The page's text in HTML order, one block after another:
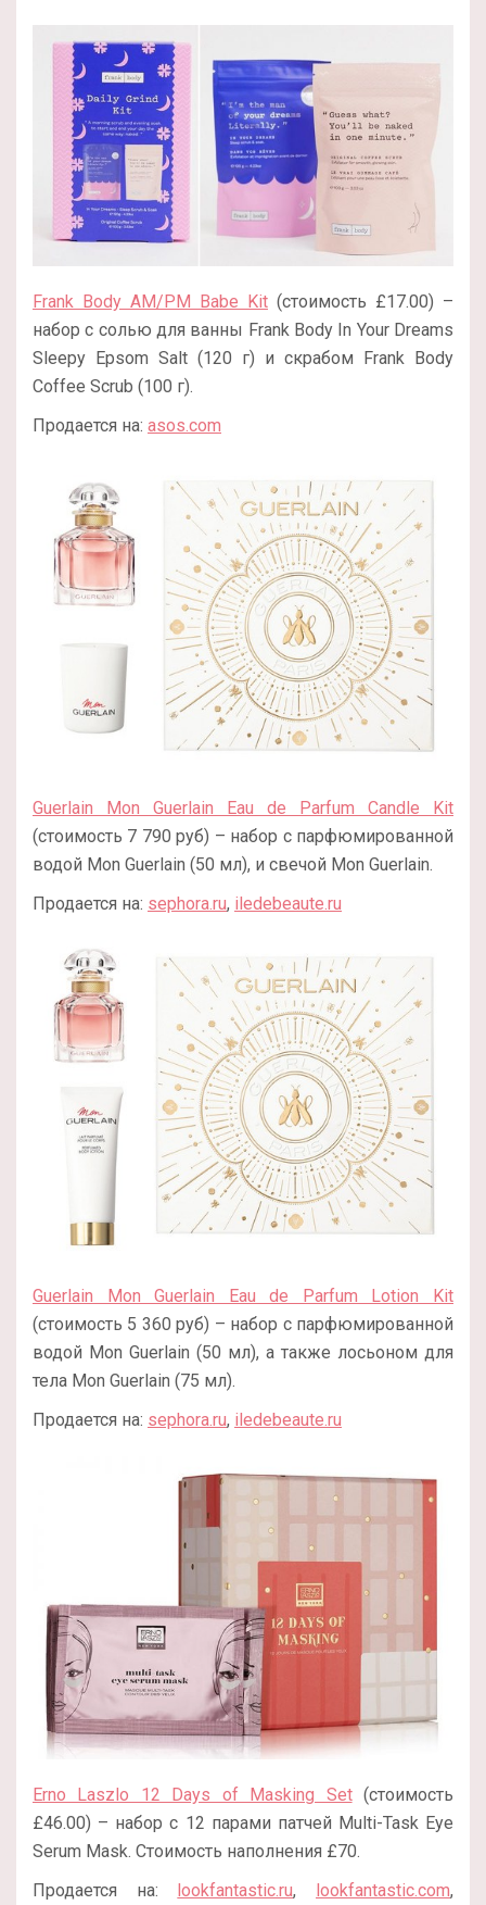
Frank Body AM/PM Babe Kit (стоимость £17.00) –
набор с солью для ванны Frank Body In Your Dreams
Sleepy Epsom Salt (120 г) и скрабом Frank Body
Coffee Scrub (100 г).
Продается на: asos.com
Guerlain Mon Guerlain Eau de Parfum Candle Kit
(стоимость 7 790 руб) – набор с парфюмированной
водой Mon Guerlain (50 мл), и свечой Mon Guerlain.
Продается на: sephora.ru, iledebeaute.ru
Guerlain Mon Guerlain Eau de Parfum Lotion Kit
(стоимость 5 360 руб) – набор с парфюмированной
водой Mon Guerlain (50 мл), а также лосьоном для
тела Mon Guerlain (75 мл).
Продается на: sephora.ru, iledebeaute.ru
Erno Laszlo 12 Days of Masking Set(стоимость
£46.00) – набор с 12 парами патчей Multi-Task Eye
Serum Mask. Стоимость наполнения £70.
Продается на: lookfantastic.ru, lookfantastic.com,